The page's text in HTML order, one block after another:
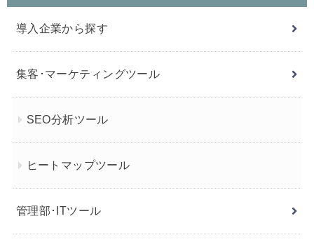
導入企業から探す
集客･マーケティングツール
SEO分析ツール
ヒートマップツール
管理部･ITツール